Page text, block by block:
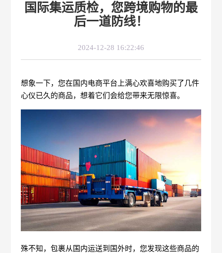
国际集运质检，您跨境购物的最
后一道防线！
2024-12-28 16:22:46
想象一下，您在国内电商平台上满心欢喜地购买了几件
心仪已久的商品，想着它们会给您带来无限惊喜。
殊不知，包裹从国内运送到国外时，您发现这些商品的